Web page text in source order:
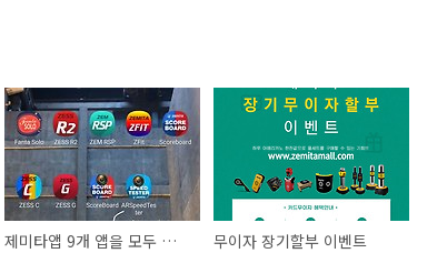
제미타앱 9개 앱을 모두 사용해보세요. 무이자 장기할부 이벤트